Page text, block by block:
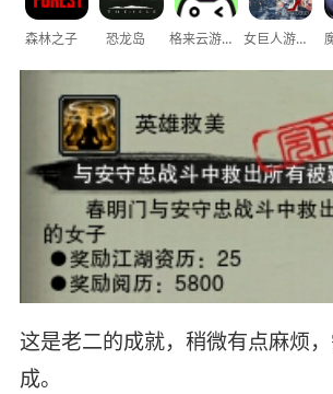
森林之子 恐龙岛 格来云游戏 女巨人游乐场
这是老二的成就，稍微有点麻烦
成。